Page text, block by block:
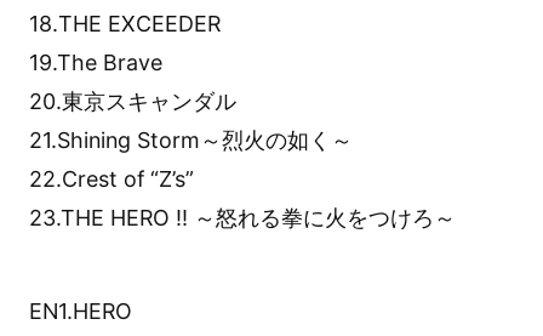
18.THE EXCEEDER
19.The Brave
20.東京スキャンダル
21.Shining Storm～烈火の如く～
22.Crest of “Z’s”
23.THE HERO !! ～怒れる拳に火をつけろ～
EN1.HERO